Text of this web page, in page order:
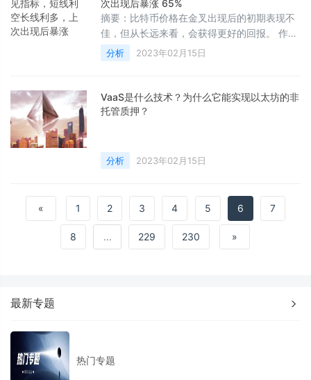
特币主导地位上升比特币的主导地位，即其在
整个加密货币市值中的份额，最近一直在上
升。这一份
次出现后暴涨 65%
摘要：比特币价格在金叉出现后的初期表现不
佳，但从长远来看，会获得更好的回报。 作
者：NYDIG 全球研究主管 Greg Cipolaro 编
译：WEEX Blog内容提要：比特币出现一个罕
Ordinals 开始对区块链产生影响，一个谜团浮
出水面比特币出现金叉，但更可能是长线指标
分析 2023年02月15日
VaaS是什么技术？为什么它能实现以太坊的非
托管质押？
分析 2023年02月15日
« 1 2 3 4 5 6 7
8 ... 229 230 »
最新专题
热门专题